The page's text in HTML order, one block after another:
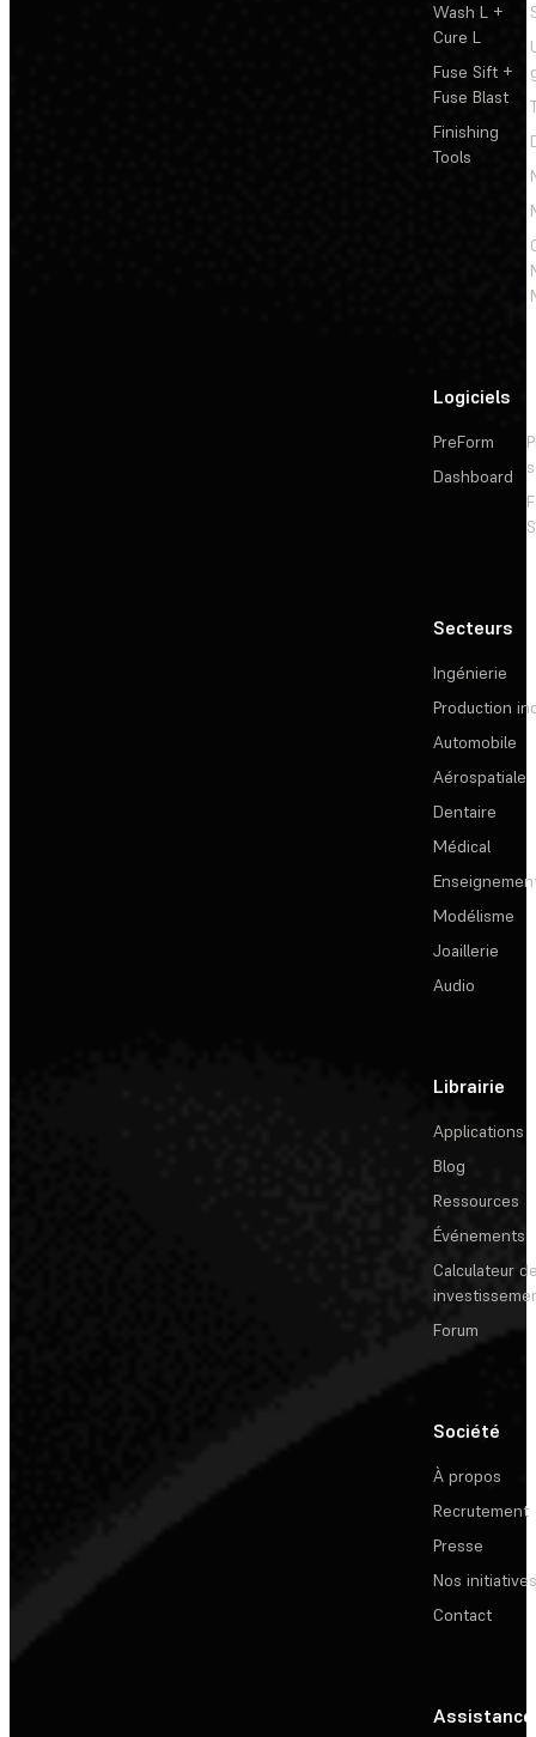
Wash L +
Cure L
Fuse Sift +
Fuse Blast
Finishing
Tools
Logiciels
PreForm
Dashboard
Secteurs
Ingénierie
Production
Automobile
Aérospatiale
Dentaire
Médical
Modélisme
Joaillerie
Audio
Librairie
Applications
Blog
Ressources
Événements
Calculateur
Forum
Société
À propos
Recrutement
Presse
Nos initiatives
Contact
Assistance